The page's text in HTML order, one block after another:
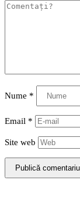
Nume *
Email *
Site web